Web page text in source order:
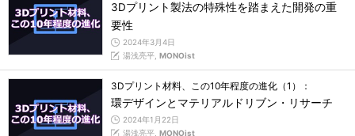
3Dプリント製法の特殊性を踏まえた開発の重
要性
2024年3月4日
湯浅亮平, MONOist
3Dプリント材料、この10年程度の進化（1）：
環デザインとマテリアルドリブン・リサーチ
2024年1月22日
湯浅亮平, MONOist